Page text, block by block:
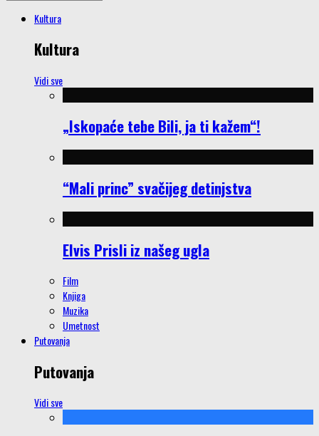
Kultura
Kultura
Vidi sve
„Iskopaće tebe Bili, ja ti kažem“!
“Mali princ” svačijeg detinjstva
Elvis Prisli iz našeg ugla
Film
Knjiga
Muzika
Umetnost
Putovanja
Putovanja
Vidi sve